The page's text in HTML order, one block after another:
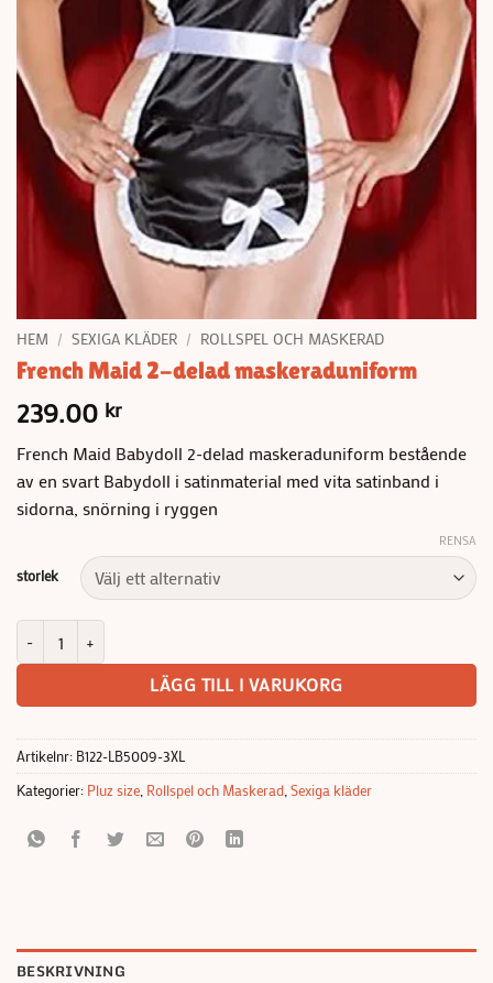
HEM / SEXIGA KLÄDER / ROLLSPEL OCH MASKERAD
French Maid 2-delad maskeraduniform
239.00 kr
French Maid Babydoll 2-delad maskeraduniform bestående
av en svart Babydoll i satinmaterial med vita satinband i
sidorna, snörning i ryggen
storlek
RENSA
LÄGG TILL I VARUKORG
Artikelnr: B122-LB5009-3XL
Kategorier: Pluz size Rollspel och Maskerad Sexiga kläder
BESKRIVNING